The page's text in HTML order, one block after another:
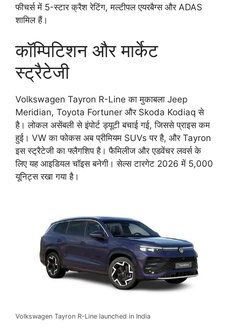
फीचर्स में 5-स्टार क्रैश रेटिंग, मल्टीपल एयरबैग्स और ADAS
शामिल हैं।
कॉम्पिटिशन और मार्केट
स्ट्रैटेजी
Volkswagen Tayron R-Line का मुकाबला Jeep
Meridian, Toyota Fortuner और Skoda Kodiaq से
है। लोकल असेंबली से इंपोर्ट ड्यूटी बचाई गई, जिससे प्राइस कम
हुई। VW का फोकस अब प्रीमियम SUVs पर है, और Tayron
इस स्ट्रैटेजी का फ्लैगशिप है। फैमिलीज और एडवेंचर लवर्स के
लिए यह आइडियल चॉइस बनेगी। सेल्स टारगेट 2026 में 5,000
यूनिट्स रखा गया है।
Volkswagen Tayron R-Line launched in India